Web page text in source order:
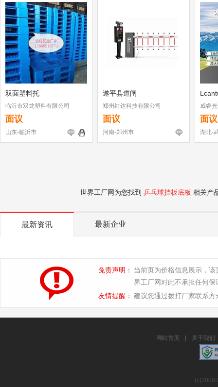
双面塑料托
临沂市双龙塑料有限公司
面议
山东-临沂市
遂平县道闸
郑州红达科技有限公司
面议
河南-郑州市
威睿
面议
湖北-
世界工厂网为您找到 乒乓球挡板底板 相关产
最新资讯 最新企业
免责声明：
当前页为价格信息展示，
界工厂网对此不承担任何保
友情提醒： 建议您通过拨打厂家联系
网站首页 关于我们